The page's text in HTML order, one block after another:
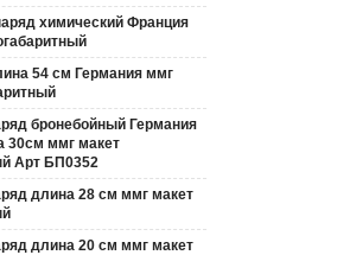
химический Франция
54 см Германия ммг
бронебойный Германия
30см ммг макет
Арт БП0352
длина 28 см ммг макет
длина 20 см ммг макет